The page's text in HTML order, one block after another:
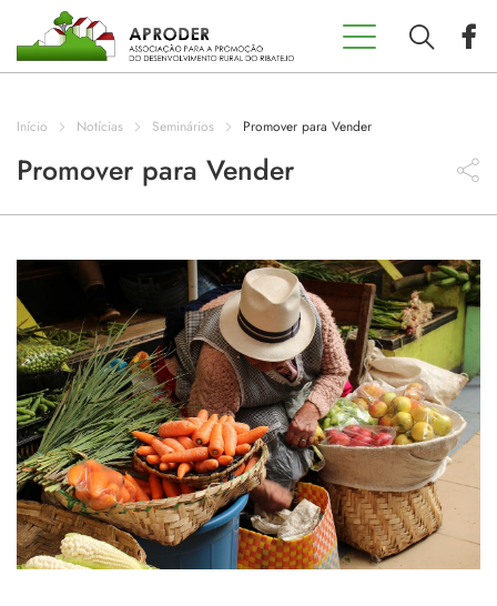
Aproder
Concursos
Projetos
Programas
Contactos
Início Notícias Seminários Promover para Vender
Promover para Vender